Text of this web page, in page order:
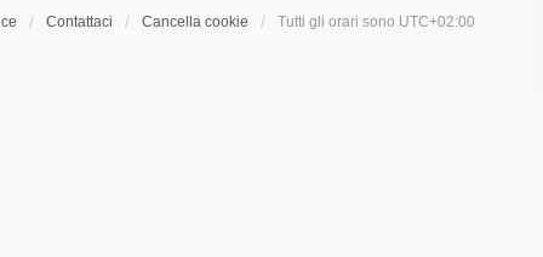
Contattaci Cancella cookie Tutti gli orari sono UTC+02:00